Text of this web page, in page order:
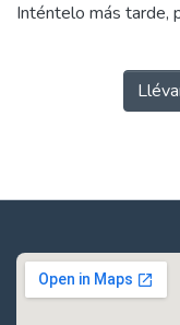
Inténtelo más tarde,